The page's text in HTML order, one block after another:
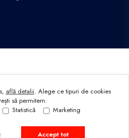
află detalii. Alege ce tipuri de cookies
să permitem:
Statistică Marketing
Accept tot